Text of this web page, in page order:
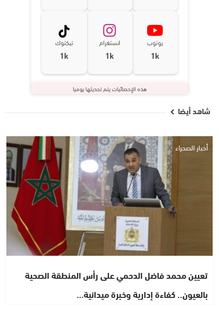
يوتوب
1k
انستغرام
1k
تيكتوك
1k
هذه الإحصائيات يتم تحديثها يوميا
شاهد أيضا
أخبار الصحراء
تعيين محمد فاضل الدحمي على رأس المنطقة الصحية
بالعيون.. كفاءة إدارية وخبرة ميدانية…